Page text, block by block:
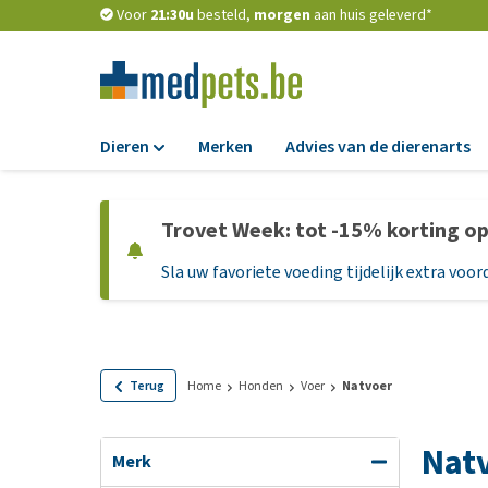
Voor 21:30u besteld, morgen aan huis geleverd*
Dieren
Hondenbrokken
Natvoer
Graanvrij
Glutenvrij
Merken Advies van de dierenarts
Trovet Week: tot -15% korting
Sla uw favoriete voeding tijdelijk extra
Terug Home Honden Voer Natvoer
Merk